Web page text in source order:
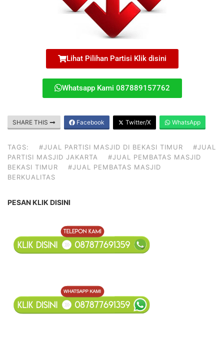
Lihat Pilihan Partisi Klik disini
Whatsapp Kami 087889157762
SHARE THIS Facebook Twitter/X WhatsApp
TAGS: #JUAL PARTISI MASJID DI BEKASI TIMUR
#JUAL
PARTISI MASJID JAKARTA
#JUAL PEMBATAS MASJID
BEKASI TIMUR
#JUAL PEMBATAS MASJID
BERKUALITAS
PESAN KLIK DISINI